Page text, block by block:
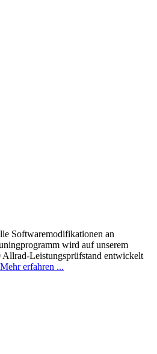
Softwaremodifikationen an
wird auf unserem
Leistungsprüfstand entwickelt
Mehr erfahren ...